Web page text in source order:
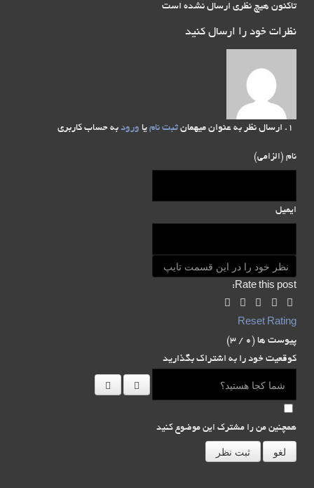
تاکنون هیچ نظری ارسال نشده است
نظرات خود را ارسال کنید
ارسال نظر به عنوان میهمان ثبت نام یا ورود به حساب کاربری
نام (الزامی)
ایمیل
Rate this post:
Reset Rating
پیوست ها ( 0
/ 3)
کوقعیت خود را به اشتراک بگذارید
همچنین من را مشترک این موضوع کنید
لغو ثبت نظر